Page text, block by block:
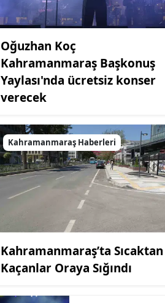
Oğuzhan Koç
Kahramanmaraş Başkonuş
Yaylası'nda ücretsiz konser
verecek
Kahramanmaraş Haberleri
Kahramanmaraş’ta Sıcaktan
Kaçanlar Oraya Sığındı